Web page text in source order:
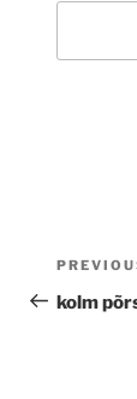
Post
Post
kolm